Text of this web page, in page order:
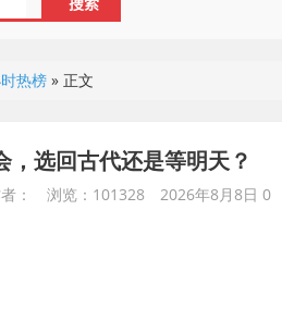
热榜 » 正文
，选回古代还是等明天？
： 浏览：101328
2026年8月8日 0